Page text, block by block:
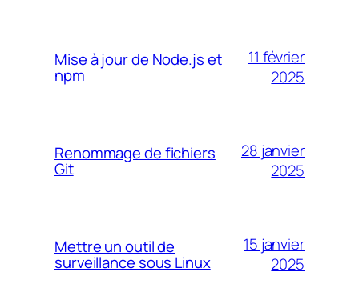
Mise à jour de Node.js et
npm
11 février
2025
Renommage de fichiers
Git
28 janvier
2025
Mettre un outil de
surveillance sous Linux
15 janvier
2025